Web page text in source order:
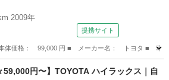
2009年
提携サイト
体価格： 99,000 円 ■ メーカー名： トヨタ ■
59,000円〜】TOYOTA ハイラックス｜自